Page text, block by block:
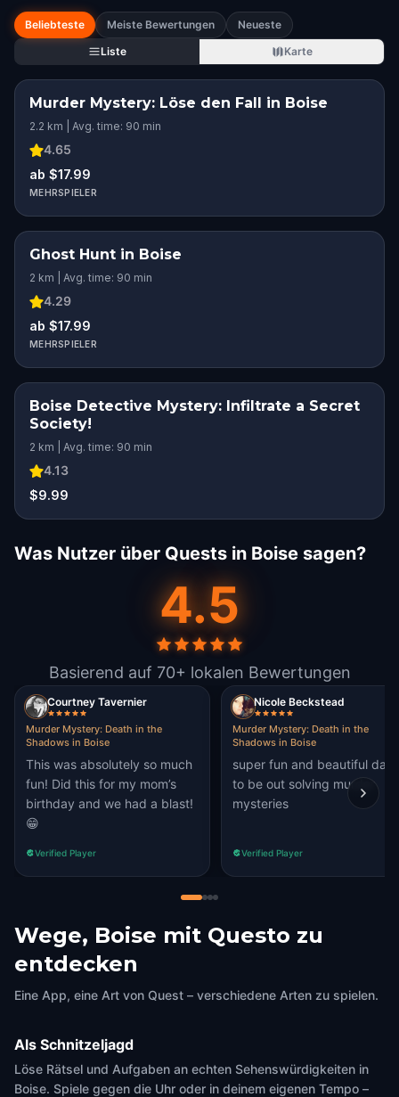
Beliebteste Meiste Bewertungen
Neueste
Liste
Karte
Murder Mystery: Löse den Fall in Boise
2.2 km | Avg. time: 90 min
4.65
ab $17.99
MEHRSPIELER
Ghost Hunt in Boise
2 km | Avg. time: 90 min
4.29
ab $17.99
MEHRSPIELER
Boise Detective Mystery: Infiltrate a Secret
Society!
2 km | Avg. time: 90 min
4.13
$9.99
Was Nutzer über Quests in Boise sagen?
4.5
Basierend auf 70+ lokalen Bewertungen
Courtney Tavernier
Murder Mystery: Death in the
Shadows in Boise
This was absolutely so much
fun! Did this for my mom’s
birthday and we had a blast!
😁
Verified Player
Nicole Beckstead
Murder Mystery: Death in the
Shadows in Boise
super fun and beautiful day
to be out solving murder
mysteries
Verified Player
Wege, Boise mit Questo zu
entdecken
Eine App, eine Art von Quest – verschiedene Arten zu spielen.
Als Schnitzeljagd
Löse Rätsel und Aufgaben an echten Sehenswürdigkeiten in
Boise. Spiele gegen die Uhr oder in deinem eigenen Tempo –